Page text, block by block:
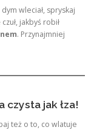
dym wleciał, spryskaj
jakbyś robił
. Przynajmniej
czysta jak łza!
też o to, co wlatuje